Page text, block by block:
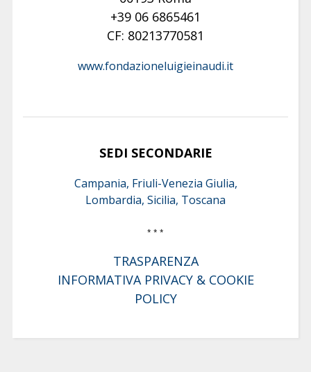
+39 06 6865461
CF: 80213770581
www.fondazioneluigieinaudi.it
SEDI SECONDARIE
Campania, Friuli-Venezia Giulia,
Lombardia, Sicilia, Toscana
* * *
TRASPARENZA
INFORMATIVA PRIVACY & COOKIE
POLICY